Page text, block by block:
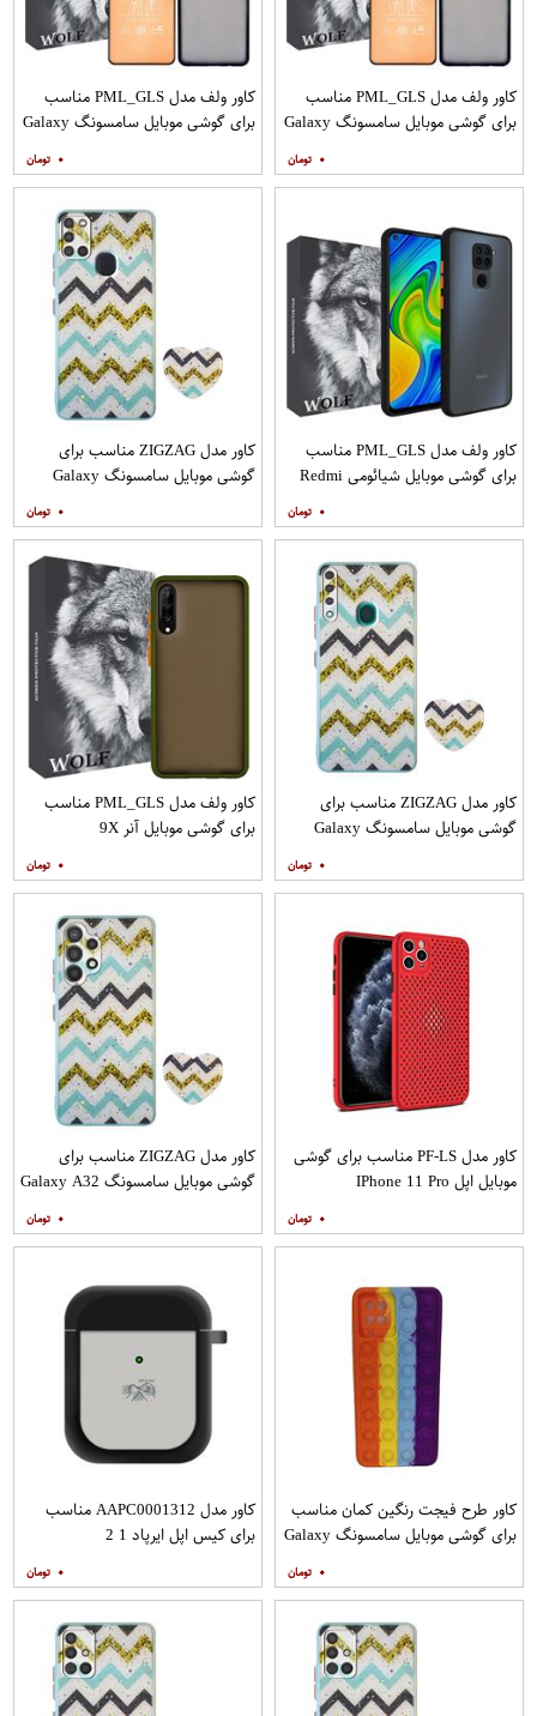
کاور ولف مدل PML_GLS مناسب
برای گوشی موبایل سامسونگ Galaxy
۰
کاور ولف مدل PML_GLS مناسب
برای گوشی موبایل سامسونگ Galaxy
مات
۰
کاور ولف مدل PML_GLS مناسب
برای گوشی موبایل شیائومی Redmi
۰
کاور مدل ZIGZAG مناسب برای
گوشی موبایل سامسونگ Galaxy
۰
کاور مدل ZIGZAG مناسب برای
گوشی موبایل سامسونگ Galaxy
۰
کاور ولف مدل PML_GLS مناسب
برای گوشی موبایل آنر 9X
۰
کاور مدل PF-LS مناسب برای گوشی
موبایل اپل IPhone 11 Pro
۰
کاور مدل ZIGZAG مناسب برای
گوشی موبایل سامسونگ Galaxy A32
۰
کاور طرح فیجت رنگین کمان مناسب
برای گوشی موبایل سامسونگ Galaxy
۰
کاور مدل AAPC0001312 مناسب
برای کیس اپل ایرپاد 1 2
۰